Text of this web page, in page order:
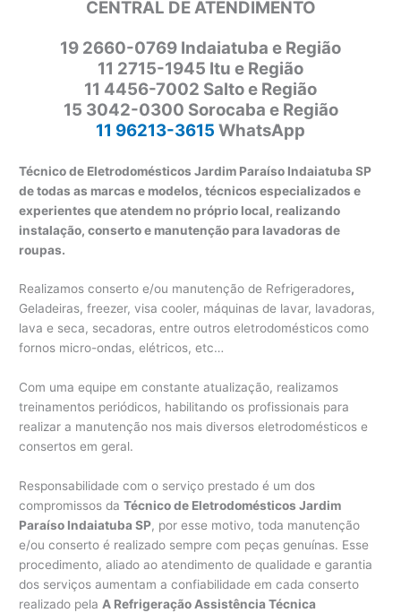
CENTRAL DE ATENDIMENTO
19 2660-0769 Indaiatuba e Região
11 2715-1945 Itu e Região
11 4456-7002 Salto e Região
15 3042-0300 Sorocaba e Região
11 96213-3615 WhatsApp
Técnico de Eletrodomésticos Jardim Paraíso Indaiatuba SP
de todas as marcas e modelos, técnicos especializados e
experientes que atendem no próprio local, realizando
instalação, conserto e manutenção para lavadoras de
roupas.
Realizamos conserto e/ou manutenção de Refrigeradores,
Geladeiras, freezer, visa cooler, máquinas de lavar, lavadoras,
lava e seca, secadoras, entre outros eletrodomésticos como
fornos micro-ondas, elétricos, etc…
Com uma equipe em constante atualização, realizamos
treinamentos periódicos, habilitando os profissionais para
realizar a manutenção nos mais diversos eletrodomésticos e
consertos em geral.
Responsabilidade com o serviço prestado é um dos
compromissos daTécnico de Eletrodomésticos Jardim
Paraíso Indaiatuba SP, por esse motivo, toda manutenção
e/ou conserto é realizado sempre com peças genuínas. Esse
procedimento, aliado ao atendimento de qualidade e garantia
dos serviços aumentam a confiabilidade em cada conserto
realizado pela A Refrigeração Assistência Técnica